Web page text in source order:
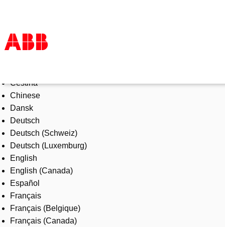
Products & Solutions
Industries
Services
About us
Where to buy
Contact us
Careers
Čeština
Chinese
Dansk
Deutsch
Deutsch (Schweiz)
Deutsch (Luxemburg)
English
English (Canada)
Español
Français
Français (Belgique)
Français (Canada)